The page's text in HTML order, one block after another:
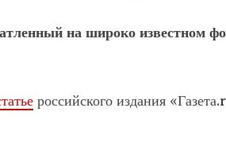
на широко известном
российского издания